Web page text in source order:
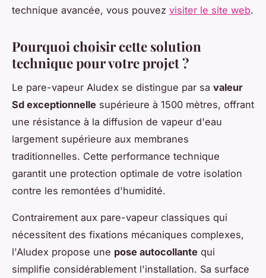
technique avancée, vous pouvez visiter le site web.
Pourquoi choisir cette solution
technique pour votre projet ?
Le pare-vapeur Aludex se distingue par sa valeur
Sd exceptionnelle supérieure à 1500 mètres, offrant
une résistance à la diffusion de vapeur d'eau
largement supérieure aux membranes
traditionnelles. Cette performance technique
garantit une protection optimale de votre isolation
contre les remontées d'humidité.
Contrairement aux pare-vapeur classiques qui
nécessitent des fixations mécaniques complexes,
l'Aludex propose une pose autocollante qui
simplifie considérablement l'installation. Sa surface